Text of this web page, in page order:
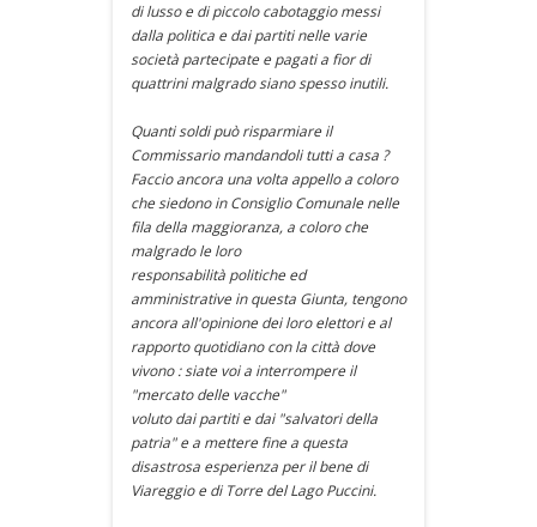
di lusso e di piccolo cabotaggio messi
dalla politica e dai partiti nelle varie
società partecipate e pagati a fior di
quattrini malgrado siano spesso inutili.
Quanti soldi può risparmiare il
Commissario mandandoli tutti a casa ?
Faccio ancora una volta appello a coloro
che siedono in Consiglio Comunale nelle
fila della maggioranza, a coloro che
malgrado le loro
responsabilità politiche ed
amministrative in questa Giunta, tengono
ancora all'opinione dei loro elettori e al
rapporto quotidiano con la città dove
vivono : siate voi a interrompere il
"mercato delle vacche"
voluto dai partiti e dai "salvatori della
patria" e a mettere fine a questa
disastrosa esperienza per il bene di
Viareggio e di Torre del Lago Puccini.